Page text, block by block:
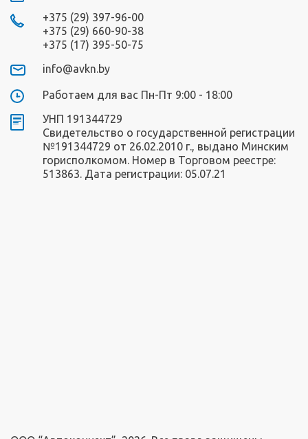
+375 (29) 397-96-00
+375 (29) 660-90-38
+375 (17) 395-50-75
info@avkn.by
Работаем для вас Пн-Пт 9:00 - 18:00
УНП 191344729
Свидетельство о государственной регистрации
№191344729 от 26.02.2010 г., выдано Минским
горисполкомом. Номер в Торговом реестре:
513863. Дата регистрации: 05.07.21